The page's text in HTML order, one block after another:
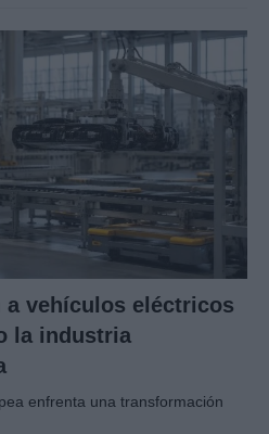
vehículos eléctricos
la industria
enfrenta una transformación